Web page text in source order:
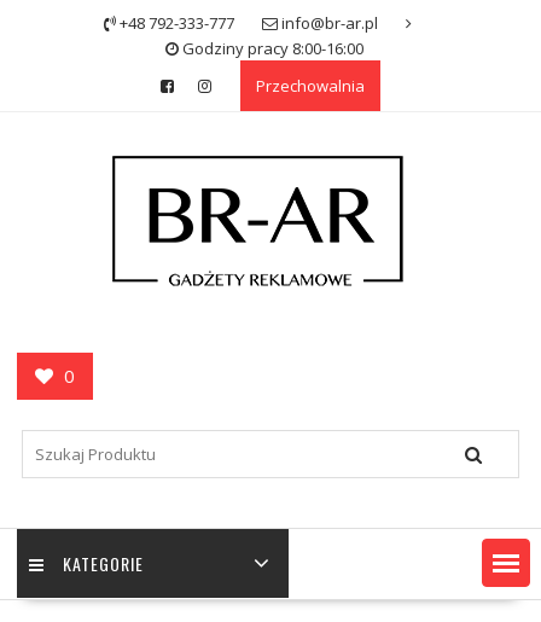
+48 792-333-777
info@br-ar.pl
Godziny pracy 8:00-16:00
Przechowalnia
0
KATEGORIE